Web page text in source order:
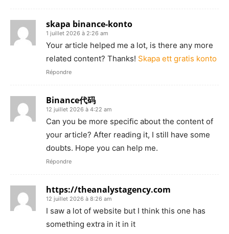
skapa binance-konto
1 juillet 2026 à 2:26 am
Your article helped me a lot, is there any more
related content? Thanks! Skapa ett gratis konto
Répondre
Binance代码
12 juillet 2026 à 4:22 am
Can you be more specific about the content of
your article? After reading it, I still have some
doubts. Hope you can help me.
Répondre
https://theanalystagency.com
12 juillet 2026 à 8:26 am
I saw a lot of website but I think this one has
something extra in it in it